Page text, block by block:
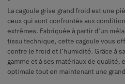
La cagoule grise grand froid est une
ceux qui sont confrontés aux
extrêmes. Fabriquée à partir d’un
tissu technique, cette cagoule vous
contre le froid et l’humidité. Grâce à
gamme et à ses matériaux de
optimale tout en maintenant une